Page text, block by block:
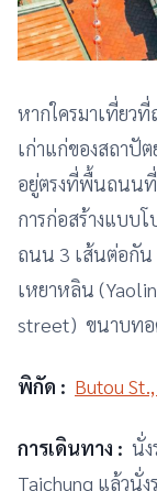
หากใครมาเที่ยว
เก่าแก่ของสถาปั
อยู่ตรงที่พื้นถนนที่
การก่อสร้างแบบ
ถนน 3 เส้นต่อกั
เหยาหลิน
street) ขนาบทอ
พิกัด : Butou
การเดินทาง : นั่ง
Taichung แล้วนั่